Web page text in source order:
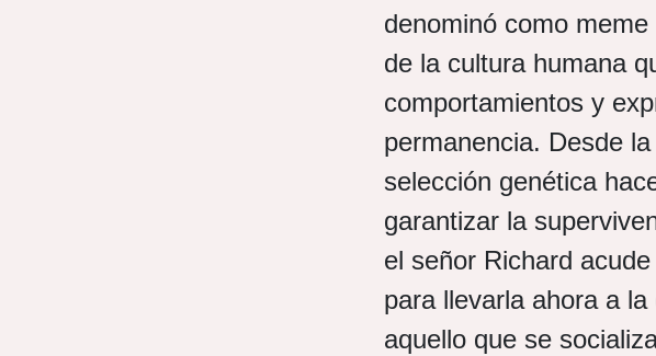
denominó como
de la cultura humana
comportamientos y
permanencia. Desde
selección genética
garantizar la
el señor Richard
para llevarla ahora a
aquello que se